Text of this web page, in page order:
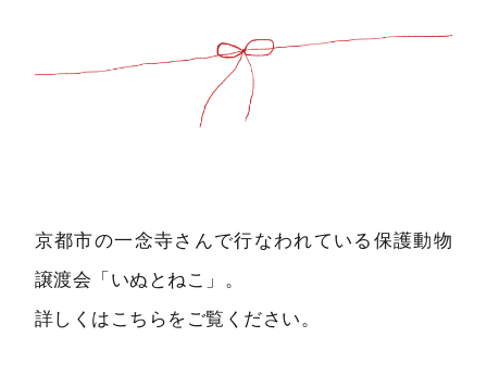
京都市の一念寺さんで行なわれている保護動物
譲渡会「いぬとねこ」。
詳しくはこちらをご覧ください。